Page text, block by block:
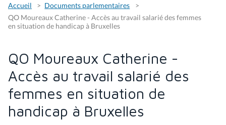
Accueil
Documents parlementaires
QO Moureaux Catherine - Accès au travail salarié des femmes
en situation de handicap à Bruxelles
QO Moureaux Catherine -
Accès au travail salarié des
femmes en situation de
handicap à Bruxelles